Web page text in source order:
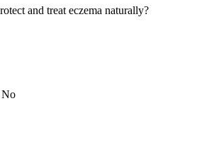
and treat eczema naturally?
No